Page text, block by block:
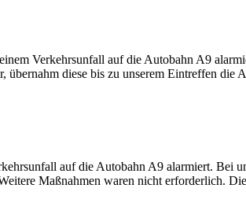
Verkehrsunfall auf die Autobahn A9
diese bis zu unserem Eintreffen
auf die Autobahn A9 alarmiert. Bei
Maßnahmen waren nicht erforderlich.